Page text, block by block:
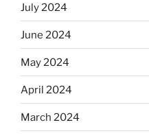
July 2024
June 2024
May 2024
April 2024
March 2024